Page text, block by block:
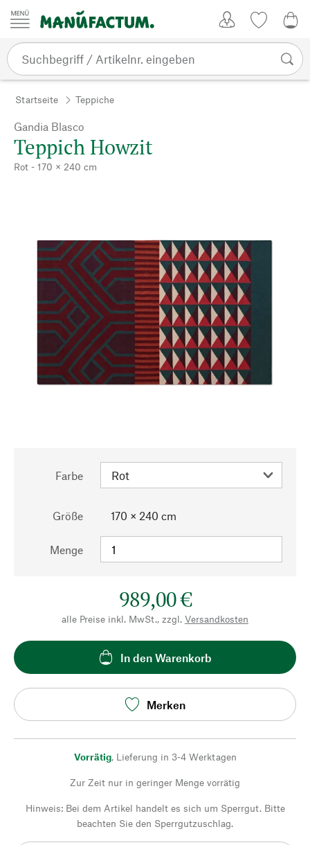
Zum Inhalt springen
Startseite Teppiche
Gandia Blasco
Teppich Howzit
Rot - 170 × 240 cm
Farbe
Größe 170 × 240 cm
Menge
989,00 €
alle Preise inkl. MwSt., zzgl. Versandkosten
In den Warenkorb
Merken
Vorrätig, Lieferung in 3-4 Werktagen
Zur Zeit nur in geringer Menge vorrätig
Hinweis: Bei dem Artikel handelt es sich um Sperrgut. Bitte
beachten Sie den Sperrgutzuschlag.